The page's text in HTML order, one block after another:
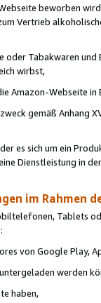
beworben
Vertrieb
oder Tabakwaren
wirbst,
Amazon-Webseite in
gemäß Anhang
es sich um ein
Dienstleistung in
im Rahmen
Tablets
von Google Play,
werden
haben,